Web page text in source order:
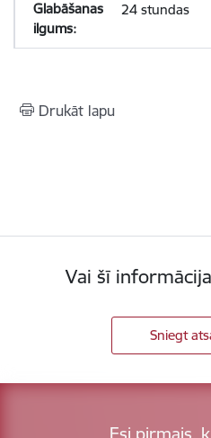
24 stundas
Drukāt lapu
Vai šī
Sniegt
Esi pirmais,